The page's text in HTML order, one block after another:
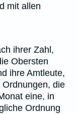
mit allen
ihrer Zahl,
Obersten
ihre Amtleute,
die
eine, in
Ordnung